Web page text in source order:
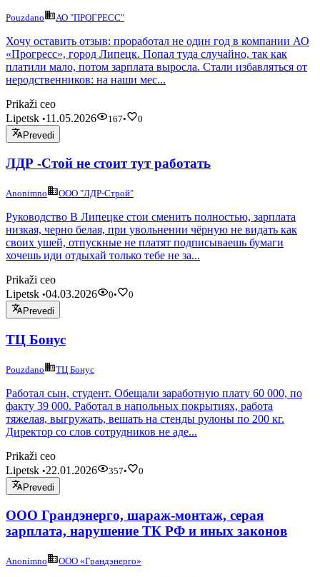
Pouzdano АО "ПРОГРЕСС"
Хочу оставить отзыв: проработал не один год в компании АО
«Прогресс», город Липецк. Попал туда случайно, так как
платили мало, потом зарплата выросла. Стали избавляться от
неродственников: на наши мес...
Prikaži ceo
Lipetsk •11.05.2026 167•
0
Prevedi
ЛДР -Стой не стоит тут работать
Anonimno ООО "ЛДР-Строй"
Руководство В Липецке стои сменить полностью, зарплата
низкая, черно белая, при увольнении чёрную не видать как
своих ушей, отпускные не платят подписываешь бумаги
хочешь иди отдыхай только тебе не за...
Prikaži ceo
Lipetsk •04.03.2026 0•
0
Prevedi
ТЦ Бонус
Pouzdano ТЦ Бонус
Работал сын, студент. Обещали заработную плату 60 000, по
факту 39 000. Работал в напольных покрытиях, работа
тяжелая, выгружать, вешать на стенды рулоны по 200 кг.
Директор со слов сотрудников не аде...
Prikaži ceo
Lipetsk •22.01.2026 357•
0
Prevedi
ООО Грандэнерго, шараж-монтаж, серая
зарплата, нарушение ТК РФ и иных законов
Anonimno ООО «Грандэнерго»